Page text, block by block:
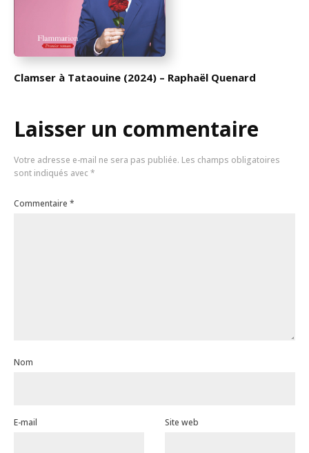
Clamser à Tataouine (2024) – Raphaël Quenard
Laisser un commentaire
Votre adresse e-mail ne sera pas publiée. Les champs obligatoires
sont indiqués avec *
Commentaire *
Nom
E-mail Site web